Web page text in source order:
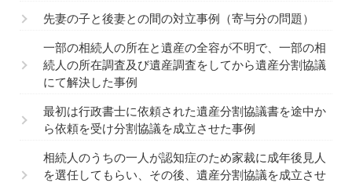
先妻の子と後妻との間の対立事例（寄与分の問題）
一部の相続人の所在と遺産の全容が不明で、一部の相
続人の所在調査及び遺産調査をしてから遺産分割協議
にて解決した事例
最初は行政書士に依頼された遺産分割協議書を途中か
ら依頼を受け分割協議を成立させた事例
相続人のうちの一人が認知症のため家裁に成年後見人
を選任してもらい、その後、遺産分割協議を成立させ